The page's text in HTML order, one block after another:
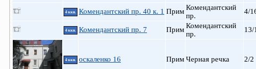
4 ккв. Комендантский пр. 40 к. 1 Прим Комендантский
пр.
4/
4 ккв. Комендантский пр. 7 Прим Комендантский
пр.
13/
4 ккв. оскаленко 16 Прим Черная речка 2/2